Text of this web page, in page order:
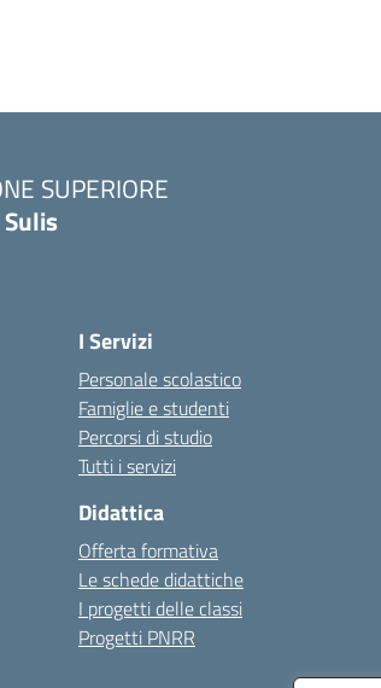
SUPERIORE
I Servizi
Personale scolastico
Famiglie e studenti
Percorsi di studio
Tutti i servizi
Didattica
Offerta formativa
Le schede didattiche
I progetti delle classi
Progetti PNRR